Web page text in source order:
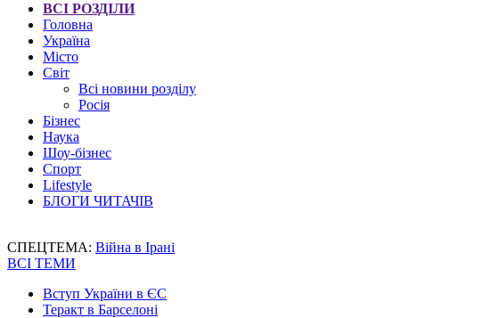
ВСІ РОЗДІЛИ
Головна
Україна
Місто
Світ
Всі новини розділу
Росія
Бізнес
Наука
Шоу-бізнес
Спорт
Lifestyle
БЛОГИ ЧИТАЧІВ
СПЕЦТЕМА: Війна в Ірані
ВСІ ТЕМИ
Вступ України в ЄС
Теракт в Барселоні